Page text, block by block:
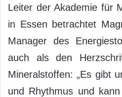
Leiter der Akademie für
in Essen betrachtet
Manager des
auch als den
Mineralstoffen: „Es gibt
und Rhythmus und